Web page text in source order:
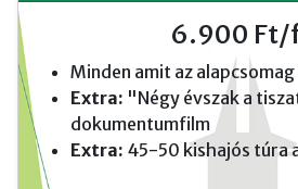
6.900 Ft/
Minden amit az
Extra: "Négy évszak a
dokumentumfilm
Extra: 45-50 kishajós túra